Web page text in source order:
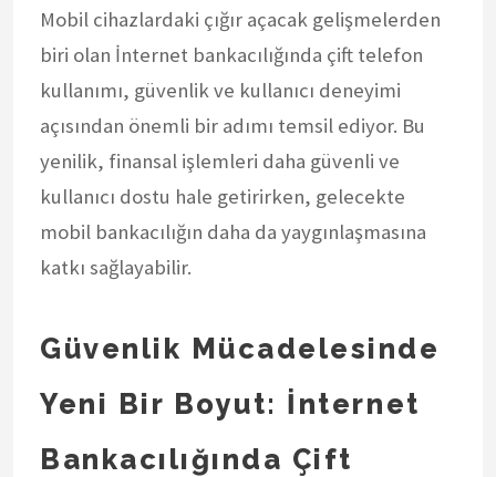
Mobil cihazlardaki çığır açacak gelişmelerden
biri olan İnternet bankacılığında çift telefon
kullanımı, güvenlik ve kullanıcı deneyimi
açısından önemli bir adımı temsil ediyor. Bu
yenilik, finansal işlemleri daha güvenli ve
kullanıcı dostu hale getirirken, gelecekte
mobil bankacılığın daha da yaygınlaşmasına
katkı sağlayabilir.
Güvenlik Mücadelesinde
Yeni Bir Boyut: İnternet
Bankacılığında Çift